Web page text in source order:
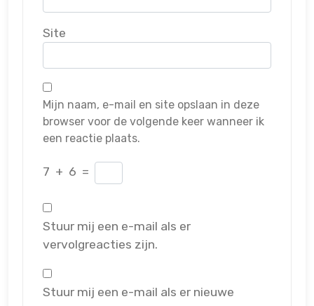
Site
Mijn naam, e-mail en site opslaan in deze
browser voor de volgende keer wanneer ik
een reactie plaats.
7 + 6 =
Stuur mij een e-mail als er
vervolgreacties zijn.
Stuur mij een e-mail als er nieuwe